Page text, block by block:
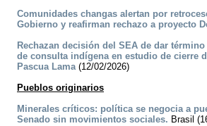
Comunidades changas alertan por
Gobierno y reafirman rechazo a proyecto
Rechazan decisión del SEA de dar
de consulta indígena en estudio de cierre
Pascua Lama(12/02/2026)
Pueblos originarios
Minerales críticos: política se negocia a
Senado sin movimientos sociales. Brasil